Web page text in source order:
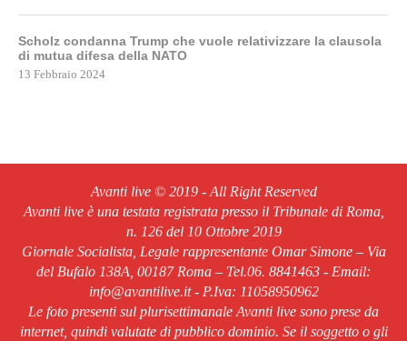
Scholz condanna Trump che vuole relativizzare la clausola
di mutua difesa della NATO
13 Febbraio 2024
Avanti live © 2019 - All Right Reserved
Avanti live è una testata registrata presso il Tribunale di Roma,
n. 126 del 10 Ottobre 2019
Giornale Socialista, Legale rappresentante Omar Simone – Via
del Bufalo 138A, 00187 Roma – Tel.06. 8841463 - Email:
info@avantilive.it - P.Iva: 11058950962
Le foto presenti sul plurisettimanale Avanti live sono prese da
internet, quindi valutate di pubblico dominio. Se il soggetto o gli